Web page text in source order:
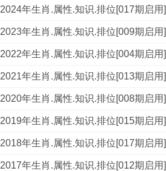
2024年生肖.属性.知识.排位[017期启用]
2023年生肖.属性.知识.排位[009期启用]
2022年生肖.属性.知识.排位[004期启用]
2021年生肖.属性.知识.排位[013期启用]
2020年生肖.属性.知识.排位[008期启用]
2019年生肖.属性.知识.排位[015期启用]
2018年生肖.属性.知识.排位[017期启用]
2017年生肖.属性.知识.排位[012期启用]